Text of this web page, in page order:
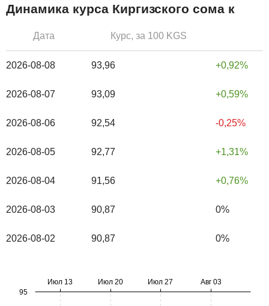
Динамика курса Киргизского сома к
Дата Курс, за 100 KGS
2026-08-08 93,96 0,92%
2026-08-07 93,09 0,59%
2026-08-06 92,54 -0,25%
2026-08-05 92,77 1,31%
2026-08-04 91,56 0,76%
2026-08-03 90,87 0%
2026-08-02 90,87 0%
Июл 13 Июл 20 Июл 27 Авг 03
95